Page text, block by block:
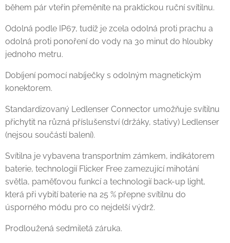
během pár vteřin přeměníte na praktickou ruční svítilnu.
Odolná podle IP67, tudíž je zcela odolná proti prachu a
odolná proti ponoření do vody na 30 minut do hloubky
jednoho metru.
Dobíjení pomocí nabíječky s odolným magnetickým
konektorem.
Standardizovaný Ledlenser Connector umožňuje svítilnu
přichytit na různá příslušenství (držáky, stativy) Ledlenser
(nejsou součástí balení).
Svítilna je vybavena transportním zámkem, indikátorem
baterie, technologií Flicker Free zamezující mihotání
světla, paměťovou funkcí a technologií back-up light,
která při vybití baterie na 25 % přepne svítilnu do
úsporného módu pro co nejdelší výdrž.
Prodloužená sedmiletá záruka.